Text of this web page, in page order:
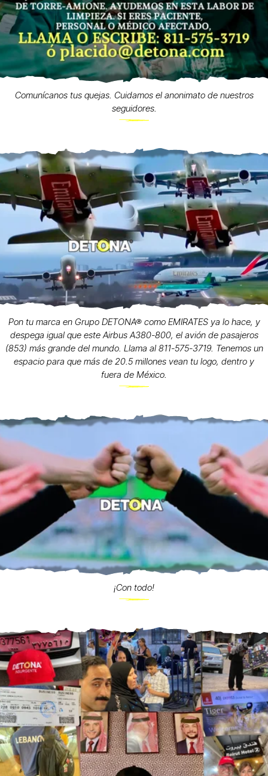
Comunícanos tus quejas. Cuidamos el anonimato de nuestros
seguidores.
Pon tu marca en Grupo DETONA® como EMIRATES ya lo hace, y
despega igual que este Airbus A380-800, el avión de pasajeros
(853) más grande del mundo. Llama al 811-575-3719. Tenemos un
espacio para que más de 20.5 millones vean tu logo, dentro y
fuera de México.
¡Con todo!